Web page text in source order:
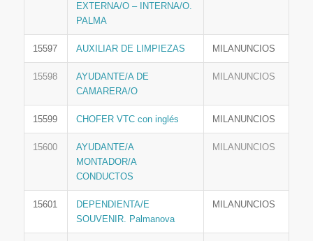
EXTERNA/O – INTERNA/O.
PALMA
15597 AUXILIAR DE LIMPIEZAS MILANUNCIOS
15598
AYUDANTE/A DE
CAMARERA/O
MILANUNCIOS
15599 CHOFER VTC con inglés MILANUNCIOS
15600
AYUDANTE/A
MONTADOR/A
CONDUCTOS
MILANUNCIOS
15601
DEPENDIENTA/E
SOUVENIR. Palmanova
MILANUNCIOS